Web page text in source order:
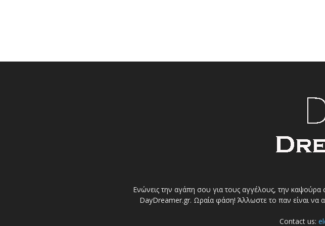
Ενώνεις την αγάπη σου για τους αγγέλους, την καψούρα
DayDreamer.gr. Ωραία φάση! Άλλωστε το παν είναι να
Contact us: